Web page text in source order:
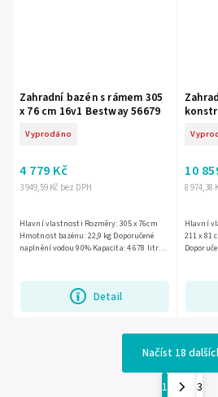
Zahradní bazén s rámem 305
x 76 cm 16v1 Bestway 56679
Vyprodáno
3 949,59 Kč bez DPH
4 779 Kč
Detail
Hlavní vlastnosti Rozměry: 305 x 76cm
Hmotnost bazénu: 22,9 kg Doporučené
naplnění vodou 90% Kapacita: 4 678 litrů
8 974,38
10
Hlavní vlastnosti
211 x 81
Načíst 18
1
3